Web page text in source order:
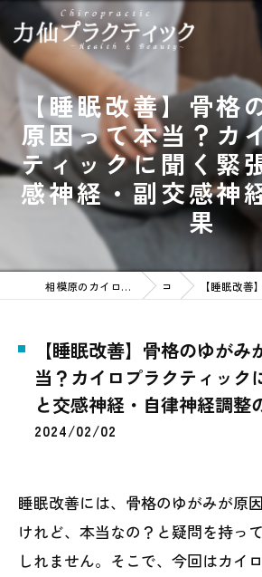
【睡眠改善】骨格
原因って本当？カ
ティックに聞く緊
感神経・副交感神
果
相模原のカイロプラクティックなら力仙プラクティック コラム 【睡眠改善】骨格のゆがみが原因っ
【睡眠改善】骨格のゆが
当？カイロプラクティック
と交感神経・自律神経調整
2024/02/02
睡眠改善には、骨格のゆがみが原
けれど、本当なの？と疑問を持っ
しれません。そこで、今回はカイ